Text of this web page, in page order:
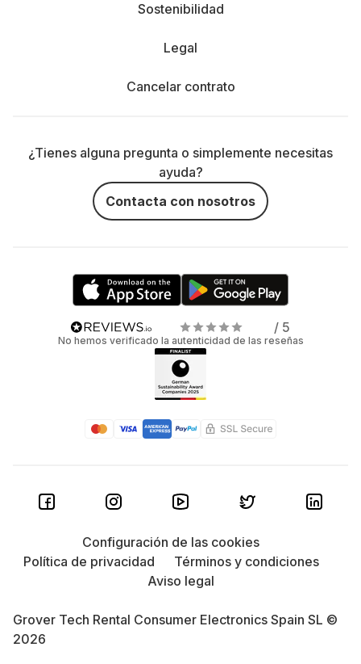
Sostenibilidad
Legal
Cancelar contrato
¿Tienes alguna pregunta o simplemente necesitas
ayuda?
Contacta con nosotros
/ 5
No hemos verificado la autenticidad de las reseñas
Grover Tech Rental Consumer Electronics Spain SL ©
2026
Configuración de las cookies
Política de privacidad
Términos y condiciones
Aviso legal